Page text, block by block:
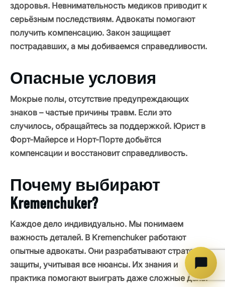
здоровья. Невнимательность медиков приводит к
серьёзным последствиям. Адвокаты помогают
получить компенсацию. Закон защищает
пострадавших, а мы добиваемся справедливости.
Опасные условия
Мокрые полы, отсутствие предупреждающих
знаков – частые причины травм. Если это
случилось, обращайтесь за поддержкой. Юрист в
Форт-Майерсе и Норт-Порте добьётся
компенсации и восстановит справедливость.
Почему выбирают
Kremenchuker?
Каждое дело индивидуально. Мы понимаем
важность деталей. В Kremenchuker работают
опытные адвокаты. Они разрабатывают стратегии
защиты, учитывая все нюансы. Их знания и
практика помогают выиграть даже сложные дела.